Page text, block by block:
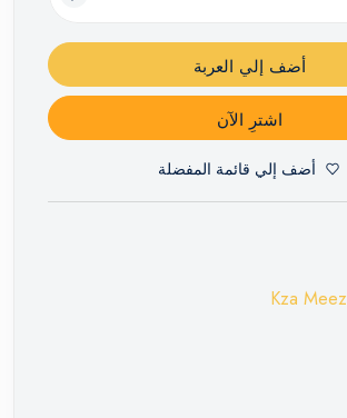
أضف إلي العربة
اشترِ الآن
أضف إلي قائمة المفضلة
Kza